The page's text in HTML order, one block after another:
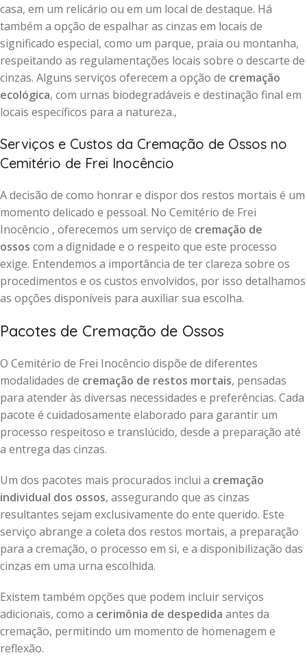
casa, em um relicário ou em um local de destaque. Há
também a opção de espalhar as cinzas em locais de
significado especial, como um parque, praia ou montanha,
respeitando as regulamentações locais sobre o descarte de
cinzas. Alguns serviços oferecem a opção de cremação
ecológica, com urnas biodegradáveis e destinação final em
locais específicos para a natureza.,
Serviços e Custos da Cremação de Ossos no
Cemitério de Frei Inocêncio
A decisão de como honrar e dispor dos restos mortais é um
momento delicado e pessoal. No Cemitério de Frei
Inocêncio , oferecemos um serviço de cremação de
ossos com a dignidade e o respeito que este processo
exige. Entendemos a importância de ter clareza sobre os
procedimentos e os custos envolvidos, por isso detalhamos
as opções disponíveis para auxiliar sua escolha.
Pacotes de Cremação de Ossos
O Cemitério de Frei Inocêncio dispõe de diferentes
modalidades de cremação de restos mortais, pensadas
para atender às diversas necessidades e preferências. Cada
pacote é cuidadosamente elaborado para garantir um
processo respeitoso e translúcido, desde a preparação até
a entrega das cinzas.
Um dos pacotes mais procurados inclui a cremação
individual dos ossos, assegurando que as cinzas
resultantes sejam exclusivamente do ente querido. Este
serviço abrange a coleta dos restos mortais, a preparação
para a cremação, o processo em si, e a disponibilização das
cinzas em uma urna escolhida.
Existem também opções que podem incluir serviços
adicionais, como a cerimônia de despedida antes da
cremação, permitindo um momento de homenagem e
reflexão.